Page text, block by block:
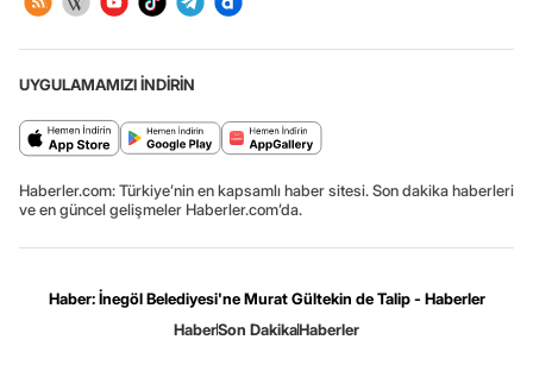
UYGULAMAMIZI İNDİRİN
Haberler.com: Türkiye’nin en kapsamlı haber sitesi. Son dakika haberleri
ve en güncel gelişmeler Haberler.com’da.
Haber: İnegöl Belediyesi'ne Murat Gültekin de Talip - Haberler
HaberSon DakikaHaberler